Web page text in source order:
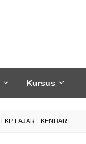
Kursus
LKP FAJAR - KENDARI